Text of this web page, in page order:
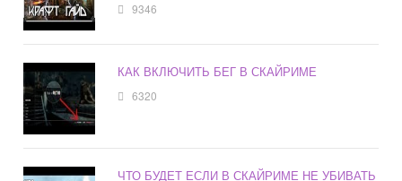
9346
КАК ВКЛЮЧИТЬ БЕГ В СКАЙРИМЕ
6320
ЧТО БУДЕТ ЕСЛИ В СКАЙРИМЕ НЕ УБИВАТЬ